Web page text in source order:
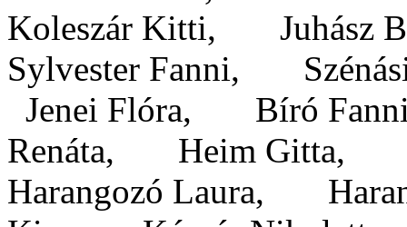
Koleszár Kitti,
Sylvester Fanni,
Jenei Flóra, Bíró
Renáta, Heim Gitta,
Harangozó Laura,